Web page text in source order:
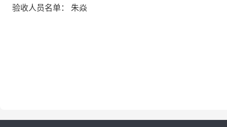
验收人员名单： 朱焱